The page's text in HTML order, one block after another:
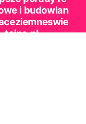
i budowlan
tajno.pl